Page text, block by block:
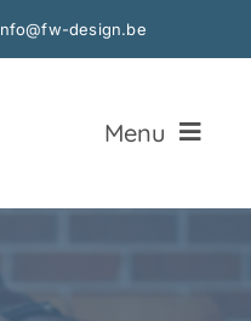
design.be
Menu